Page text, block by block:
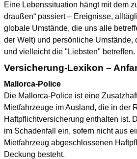
Eine Lebenssituation hängt mit dem
draußen“ passiert – Ereignisse,
globale Umstände, die uns alle
der Welt) und persönliche Umstände,
und vielleicht die "Liebsten" betreffen.
Versicherung-Lexikon –
Mallorca-Police
Die Mallorca-Police ist eine
Mietfahrzeuge im Ausland, die in der
Haftpflichtversicherung enthalten ist.
im Schadenfall ein, sofern nicht aus
Mietfahrzeug abgeschlossenen
Deckung besteht.